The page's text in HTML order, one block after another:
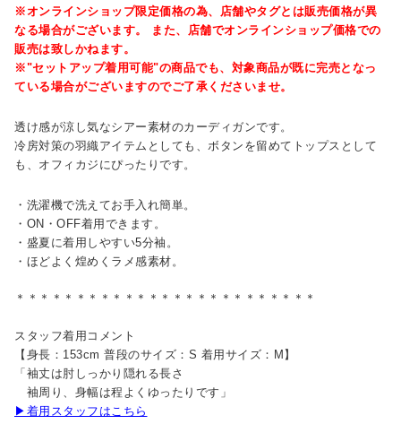
※オンラインショップ限定価格の為、店舗やタグとは販売価格が異
なる場合がございます。 また、店舗でオンラインショップ価格での
販売は致しかねます。
※"セットアップ着用可能"の商品でも、対象商品が既に完売となっ
ている場合がございますのでご了承くださいませ。
透け感が涼し気なシアー素材のカーディガンです。
冷房対策の羽織アイテムとしても、ボタンを留めてトップスとして
も、オフィカジにぴったりです。
・洗濯機で洗えてお手入れ簡単。
・ON・OFF着用できます。
・盛夏に着用しやすい5分袖。
・ほどよく煌めくラメ感素材。
＊＊＊＊＊＊＊＊＊＊＊＊＊＊＊＊＊＊＊＊＊＊＊＊＊
スタッフ着用コメント
【身長：153cm 普段のサイズ：S 着用サイズ：M】
「袖丈は肘しっかり隠れる長さ
袖周り、身幅は程よくゆったりです」
▶着用スタッフはこちら